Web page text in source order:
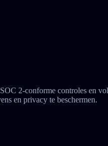
2-conforme controles en
en privacy te beschermen.